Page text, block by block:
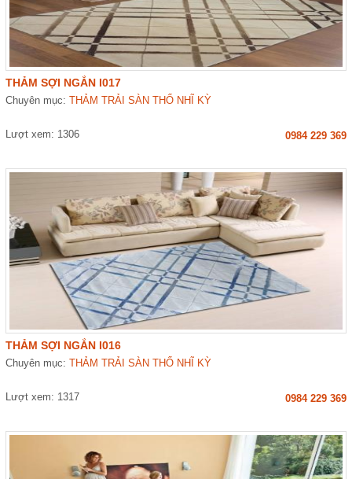
THẢM SỢI NGẮN I017
Chuyên mục:THẢM TRẢI SÀN THỔ NHĨ KỲ
Lượt xem: 1306 0984 229 369
THẢM SỢI NGẮN I016
Chuyên mục:THẢM TRẢI SÀN THỔ NHĨ KỲ
Lượt xem: 1317 0984 229 369